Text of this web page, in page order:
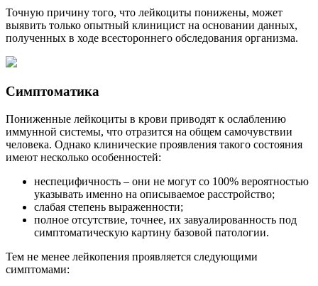
Точную причину того, что лейкоциты понижены, может
выявить только опытный клиницист на основании данных,
полученных в ходе всестороннего обследования организма.
Симптоматика
Пониженные лейкоциты в крови приводят к ослаблению
иммунной системы, что отразится на общем самочувствии
человека. Однако клинические проявления такого состояния
имеют несколько особенностей:
неспецифичность – они не могут со 100% вероятностью
указывать именно на описываемое расстройство;
слабая степень выраженности;
полное отсутствие, точнее, их завуалированность под
симптоматическую картину базовой патологии.
Тем не менее лейкопения проявляется следующими
симптомами: